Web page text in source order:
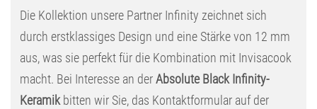
Die Kollektion unsere Partner Infinity zeichnet sich
durch erstklassiges Design und eine Stärke von 12 mm
aus, was sie perfekt für die Kombination mit Invisacook
macht. Bei Interesse an derAbsolute Black Infinity-
Keramikbitten wir Sie, das Kontaktformular auf der